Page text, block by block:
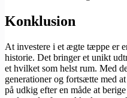
Konklusion
At investere i et ægte tæppe er
historie. Det bringer et unikt
et hvilket som helst rum. Med
generationer og fortsætte med
på udkig efter en måde at